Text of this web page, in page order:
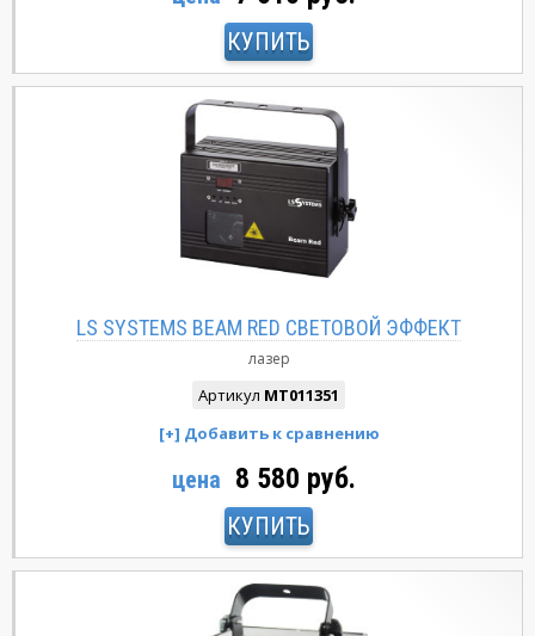
КУПИТЬ
LS SYSTEMS BEAM RED СВЕТОВОЙ ЭФФЕКТ
лазер
Артикул MT011351
цена 8 580 руб.
КУПИТЬ